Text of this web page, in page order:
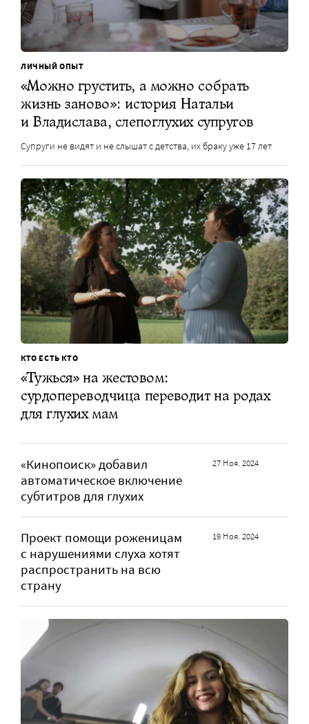
ЛИЧНЫЙ ОПЫТ
«Можно грустить, а можно собрать
жизнь заново»: история Натальи
и Владислава, слепоглухих супругов
Супруги не видят и не слышат с детства, их браку уже 17 лет
КТО ЕСТЬ КТО
«Тужься» на жестовом:
сурдопереводчица переводит на родах
для глухих мам
«Кинопоиск» добавил
автоматическое включение
субтитров для глухих
27 Ноя. 2024
Проект помощи роженицам
с нарушениями слуха хотят
распространить на всю
страну
19 Ноя. 2024